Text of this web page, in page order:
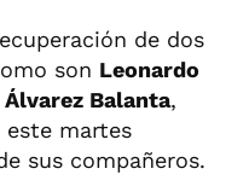
de dos
son Leonardo
Álvarez Balanta,
este martes
sus compañeros.